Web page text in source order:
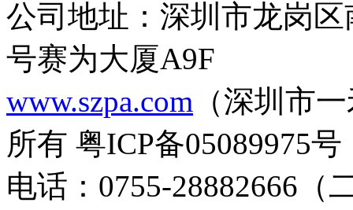
公司地址：深圳市龙岗
号赛为大厦A9F
www.szpa.com （深圳市
所有 粤ICP备05089975号
电话：0755-28882666